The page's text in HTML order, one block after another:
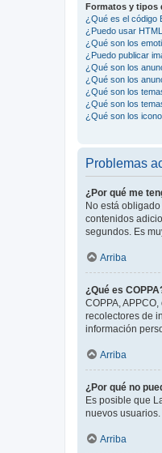
Formatos y tipos
¿Qué es el código
¿Puedo usar
¿Qué son los
¿Puedo publicar
¿Qué son los
¿Qué son los
¿Qué son los
¿Qué son los
¿Qué son los
Problemas
¿Por qué me
No está
contenidos
segundos. Es
Arriba
¿Qué es
COPPA,
recolectores de
información
Arriba
¿Por qué no
Es posible que
nuevos
Arriba